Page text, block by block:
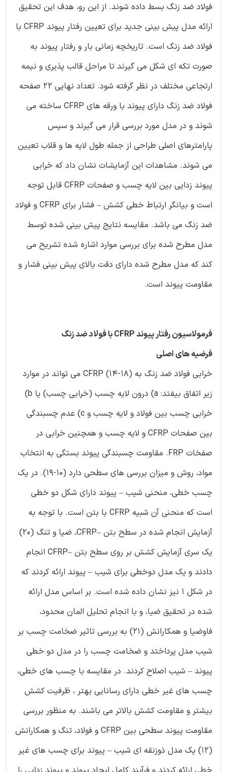
فولاد ضد زنگ بسط داده شوند. از این رو، هدف این تحقیق
ارائه مدل پیش بینی جدید برای تعیین رفتار پیوند CFRP با
فولاد ضد زنگ است. تاریخچه زمانی بار و رفتار پیوند به
صورت تکه ای شکل می گیرند تا مراحل قالب پذیری و نیمه
ارتجاعی مختلف در نظر گرفته شود. تعداد نهایی 22 صفحه
فولاد ضد زنگ دارای پیوند با ورقه های CFRP ساخته می
شوند و در مدل مورد بررسی قرار می گیرند و سپس
پارامترهای اصلی طراحی از جمله طول لایه ها و قلاب تعیین
می شوند. مشاهدات این آزمایشات نشان داد که خرابی
پیوند زدایی بین لایه چسب و صفحات CFRP قابل توجه
است و بیانگر ارتباط خطی کشش – فشار برای CFRP و فولاد
ضد زنگ می باشد. مقایسه نتایج پیش بینی شده توسط
مدل مطرح شده برای بررسی موارد اشاره شده تشریح می
کند که مدل مطرح شده دارای دقت بالای پیش بینی فشار و
مقاومت پیوند است.
فرمولاسیون رفتار پیوند CFRP با فولاد ضد زنگ
فرضیه های اصلی
خرابی فولاد ضد زنگ به CFRP (14-18) می تواند در موارد
زیر اتفاق بیفتد: a) درون لایه چسب (خرابی چسب) یا b)
خرابی چسب بین فولاد و لایه چسب و c) عدم چسبندگی
بین صفحات CFRP و لایه چسب و همچنین خرابی در
صفخات FRP. مقاومت چسبندگی پیوند بستگی به انتخاب
مواد، روش و میزان بررسی های سطحی دارد (10-19). در یک
چسب خطی، منحنی شیب – پیوند دارای شکل دو خطی
است که منحنی آن شبیه CFRP با بتن است. با توجه به
آزمایش انجام شده در سطح بتن –CFRP، ضیا و تنگ (20)
یک سری آزمایش کشش بر روی سطح بتن –CFRP انجام
دادند و یک مدل دوخطی برای شیب – پیوند ارائه کردند که
در شکل 1 نیز نشان داده شده است. بر اساس مدل ارائه
شده در تحقیق ضیا، و با انجام تحلیل المان محدود،
فاوضیا و همکارانش (21) به بررسی تاثیر ضخامت چسب بر
شیب مدل پرداختد و ضخامت چسب را در مدل دو خطی
پیوند – شیب اصلاح کردند. در مقایسه با چسب های خطی،
چسب های غیر خطی دارای رسانایی بهتر ، ظرفیت کشش
بیشتر و مقاومت کشش بالاتر می باشند. به منظور بررسی
مقاومت پیوند سطحی بین CFRP و فولاد، تنگ و همکارانش
(12) یک مدل ذوزنقه ای شیب – پیوند برای چسب های غیر